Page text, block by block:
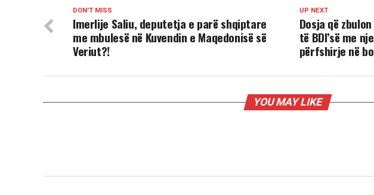
UP NEXT
Dosja që
të BDI’së me
përfshirje në
DON'T MISS
Imerlije Saliu, deputetja e parë shqiptare
me mbulesë në Kuvendin e Maqedonisë së
Veriut?!
YOU MAY LIKE